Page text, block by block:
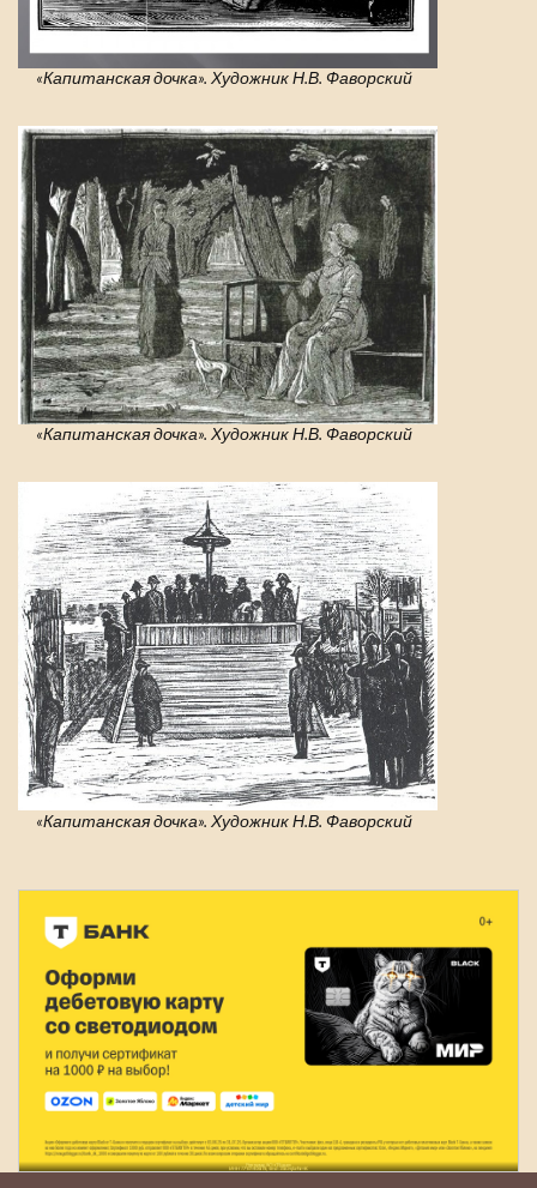
«Капитанская дочка». Художник Н.В. Фаворский
«Капитанская дочка». Художник Н.В. Фаворский
«Капитанская дочка». Художник Н.В. Фаворский